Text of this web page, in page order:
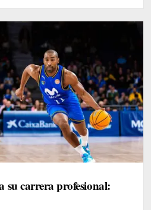
su carrera profesional: